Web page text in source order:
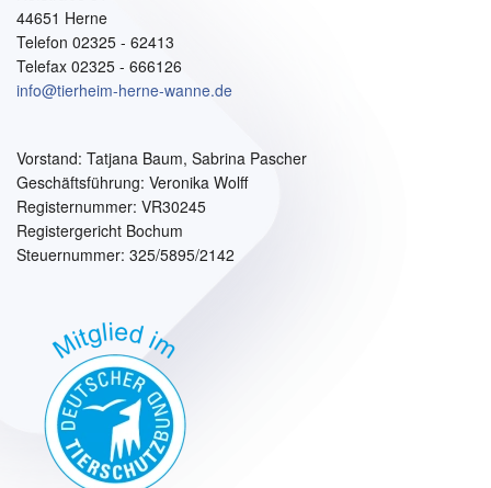
44651 Herne
Telefon 02325 - 62413
Telefax 02325 - 666126
info@tierheim-herne-wanne.de
Vorstand: Tatjana Baum, Sabrina Pascher
Geschäftsführung: Veronika Wolff
Registernummer: VR30245
Registergericht Bochum
Steuernummer: 325/5895/2142